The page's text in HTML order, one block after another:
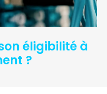
éligibilité à
?